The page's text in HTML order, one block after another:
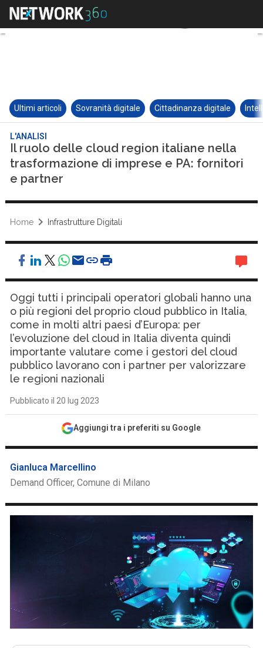
Ultimi articoli Sovranità digitale Cittadinanza digitale
L'ANALISI
Il ruolo delle cloud region italiane nella
trasformazione di imprese e PA: fornitori
e partner
Home Infrastrutture Digitali
Oggi tutti i principali operatori globali hanno una
o più regioni del proprio cloud pubblico in Italia,
come in molti altri paesi d’Europa: per
l’evoluzione del cloud in Italia diventa quindi
importante valutare come i gestori del cloud
pubblico lavorano con i partner per valorizzare
le regioni nazionali
Pubblicato il 20 lug 2023
Aggiungi tra i preferiti su Google
Gianluca Marcellino
Demand Officer, Comune di Milano